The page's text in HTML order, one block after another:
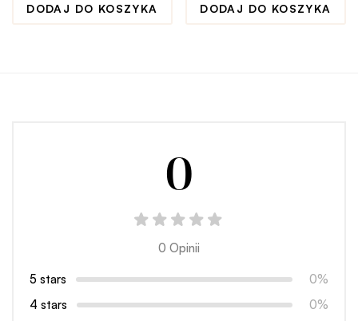
DODAJ DO KOSZYKA DODAJ DO KOSZYKA
0
0 Opinii
5 stars
0%
4 stars
0%